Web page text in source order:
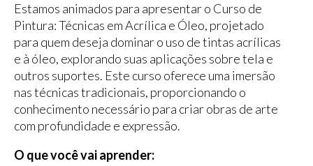
Estamos animados para apresentar o Curso de
Pintura: Técnicas em Acrílica e Óleo, projetado
para quem deseja dominar o uso de tintas acrílicas
e à óleo, explorando suas aplicações sobre tela e
outros suportes. Este curso oferece uma imersão
nas técnicas tradicionais, proporcionando o
conhecimento necessário para criar obras de arte
com profundidade e expressão.
O que você vai aprender: